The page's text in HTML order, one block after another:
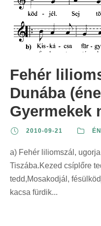
Fehér
Dunába
Gyermekek
2010-09-21
a) Fehér liliomszál,
Tiszába.Kezed csíplőre
tedd,Mosakodjál,
kacsa fürdik...